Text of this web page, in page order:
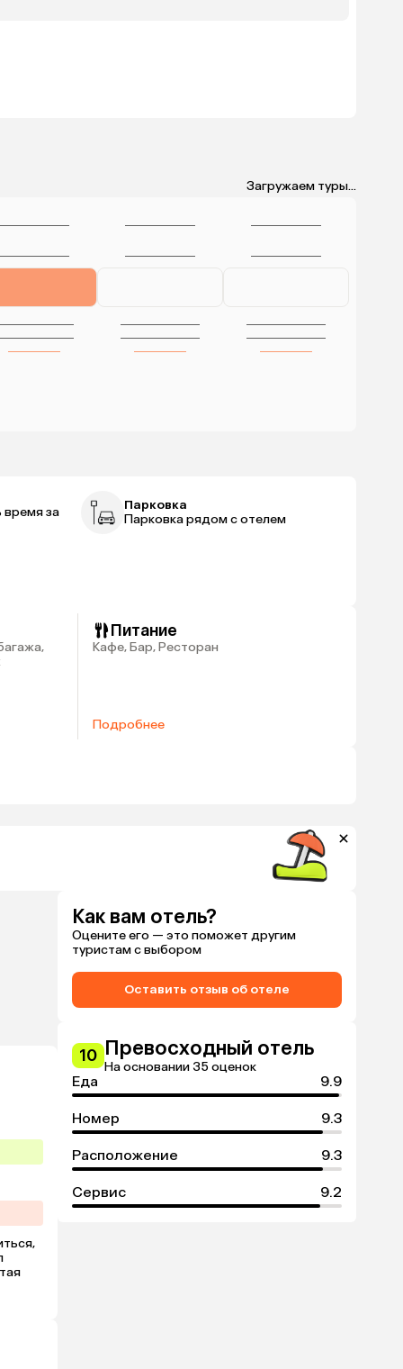
Загружаем туры...
за
Парковка
Парковка рядом с отелем
Питание
Кафе, Бар, Ресторан
Подробнее
Как вам отель?
Оцените его — это поможет другим
туристам с выбором
Оставить отзыв об отеле
10 Превосходный отель
На основании 35 оценок
Еда 9.9
Номер 9.3
Расположение 9.3
Сервис 9.2